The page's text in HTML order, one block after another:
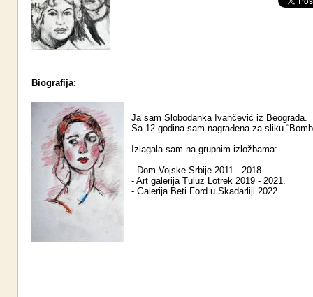
Biografija:
Ja sam Slobodanka Ivančević iz Beograda.
Sa 12 godina sam nagrađena za sliku
Izlagala sam na grupnim izložbama:
- Dom Vojske Srbije 2011 - 2018.
- Art galerija Tuluz Lotrek 2019 - 2021.
- Galerija Beti Ford u Skadarliji 2022.